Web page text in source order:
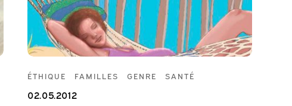
ÉTHIQUE FAMILLES GENRE SANTÉ
02.05.2012